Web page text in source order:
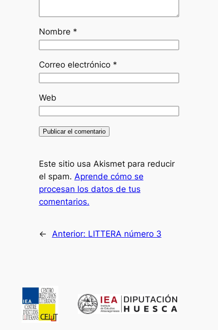
Nombre *
Correo electrónico *
Web
Este sitio usa Akismet para reducir
el spam. Aprende cómo se
procesan los datos de tus
comentarios.
← Anterior: LITTERA número 3